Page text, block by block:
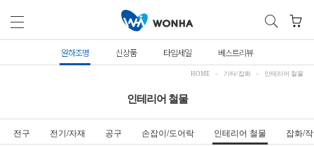
원하조명 신상품 타임세일 베스트리뷰
HOME 기타/잡화 인테리어 철물
인테리어 철물
전구 전기/자재 공구 손잡이/도어락 인테리어 철물 잡화/